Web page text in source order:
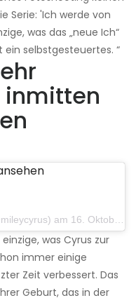
Serie: 'Ich werde von
was das „neue Ich“
selbstgesteuertes. “
inmitten
am 16. Oktober 2019 um 19:04 Uhr PDT
was Cyrus zur
immer einige
Zeit verbessert. Das
Geburt, das in der